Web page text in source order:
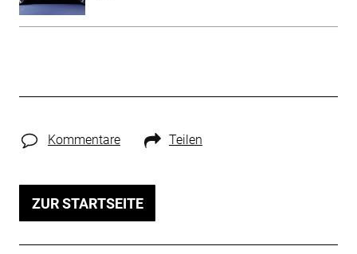
Kommentare Teilen
ZUR STARTSEITE